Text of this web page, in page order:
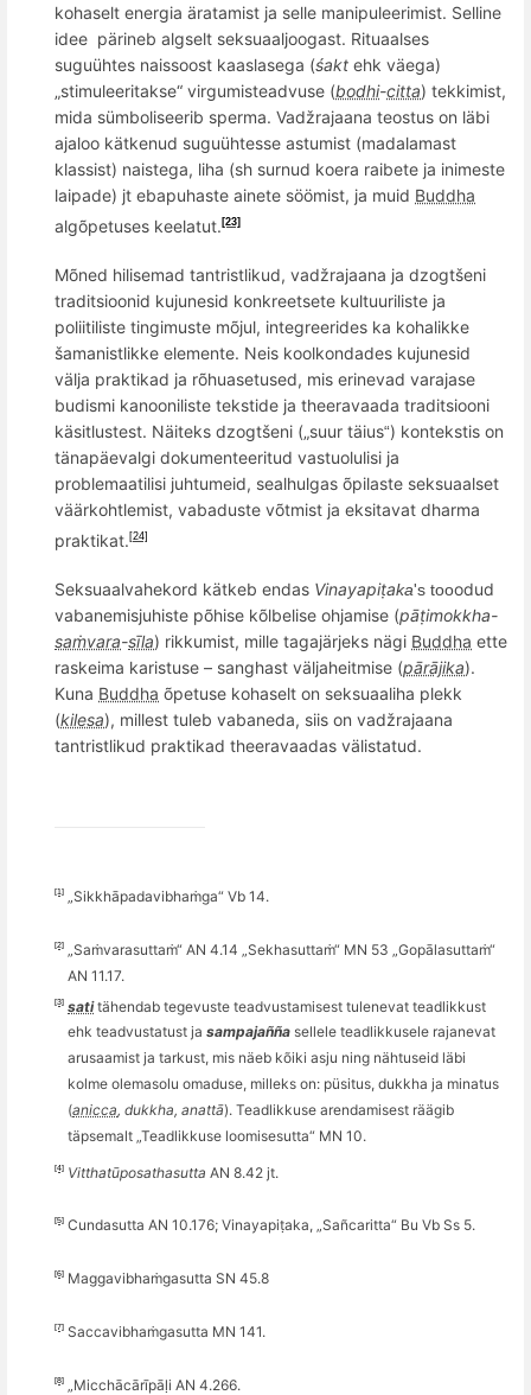
kohaselt energia äratamist ja selle manipuleerimist. Selline
idee pärineb algselt seksuaaljoogast. Rituaalses
suguühtes naissoost kaaslasega (śakt ehk väega)
„stimuleeritakse“ virgumisteadvuse (bodhi-citta) tekkimist,
mida sümboliseerib sperma. Vadžrajaana teostus on läbi
ajaloo kätkenud suguühtesse astumist (madalamast
klassist) naistega, liha (sh surnud koera raibete ja inimeste
laipade) jt ebapuhaste ainete söömist, ja muid Buddha
algõpetuses keelatut. [23]
Mõned hilisemad tantristlikud, vadžrajaana ja dzogtšeni
traditsioonid kujunesid konkreetsete kultuuriliste ja
poliitiliste tingimuste mõjul, integreerides ka kohalikke
šamanistlikke elemente. Neis koolkondades kujunesid
välja praktikad ja rõhuasetused, mis erinevad varajase
budismi kanooniliste tekstide ja theeravaada traditsiooni
käsitlustest. Näiteks dzogtšeni („suur täius“) kontekstis on
tänapäevalgi dokumenteeritud vastuolulisi ja
problemaatilisi juhtumeid, sealhulgas õpilaste seksuaalset
väärkohtlemist, vabaduste võtmist ja eksitavat dharma
praktikat. [24]
Seksuaalvahekord kätkeb endas Vinayapiṭaka's tooodud
vabanemisjuhiste põhise kõlbelise ohjamise (pāṭimokkha-
saṁvara-sīla) rikkumist, mille tagajärjeks nägi Buddha ette
raskeima karistuse – sanghast väljaheitmise (pārājika).
Kuna Buddha õpetuse kohaselt on seksuaaliha plekk
(kilesa), millest tuleb vabaneda, siis on vadžrajaana
tantristlikud praktikad theeravaadas välistatud.
[1] „Sikkhāpadavibhaṁga“ Vb 14.
[2] „Saṁvarasuttaṁ“ AN 4.14 „Sekhasuttaṁ“ MN 53 „Gopālasuttaṁ“
AN 11.17.
[3] satitähendab tegevuste teadvustamisest tulenevat teadlikkust
ehk teadvustatust jasampajañña sellele teadlikkusele rajanevat
arusaamist ja tarkust, mis näeb kõiki asju ning nähtuseid läbi
kolme olemasolu omaduse, milleks on: püsitus, dukkha ja minatus
(anicca, dukkha, anattā). Teadlikkuse arendamisest räägib
täpsemalt „Teadlikkuse loomisesutta“ MN 10.
[4] Vitthatūposathasutta AN 8.42 jt.
[5] Cundasutta AN 10.176; Vinayapiṭaka, „Sañcaritta“ Bu Vb Ss 5.
[6] Maggavibhaṁgasutta SN 45.8
[7] Saccavibhaṁgasutta MN 141.
[8] Micchācārīpāḷi AN 4.266.